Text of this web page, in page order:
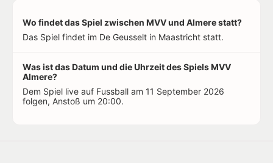
Wo findet das Spiel zwischen MVV und Almere statt?
Das Spiel findet im De Geusselt in Maastricht statt.
Was ist das Datum und die Uhrzeit des Spiels MVV
Almere?
Dem Spiel live auf Fussball am 11 September 2026
folgen, Anstoß um 20:00.